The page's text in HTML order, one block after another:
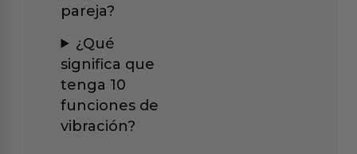
pareja?
¿Qué
significa que
tenga 10
funciones de
vibración?